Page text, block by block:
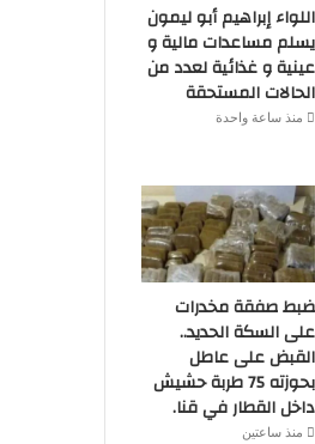
اللواء إبراهيم أبو ليمون
يسلم مساعدات مالية و
عينية و غذائية لعدد من
الحالات المستحقة
منذ ساعة واحدة
ضبط صفقة مخدرات
على السكة الحديد..
القبض على عاطل
بحوزته 75 طربة حشيش
داخل القطار في قنا.
منذ ساعتين